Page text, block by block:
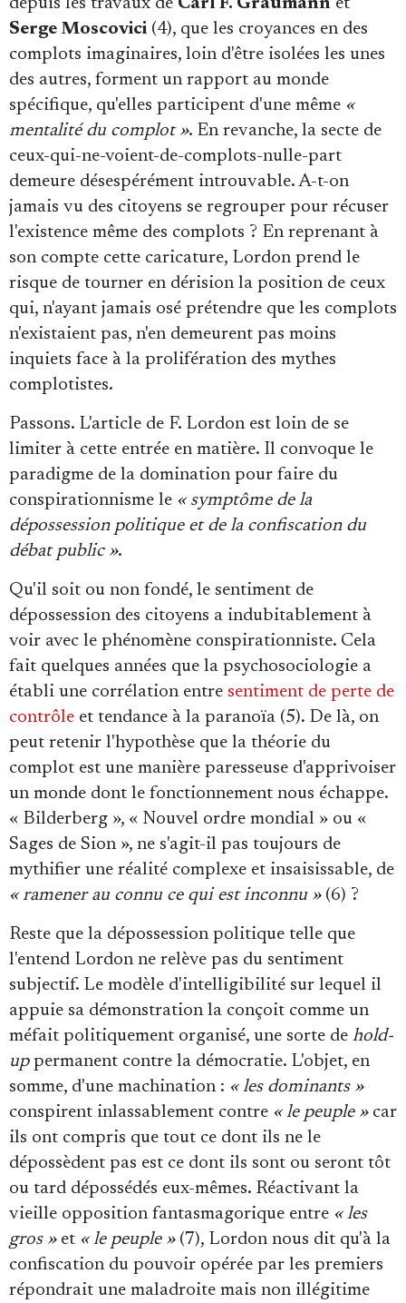
depuis les travaux de Carl F. Graumann et
Serge Moscovici (4), que les croyances en des
complots imaginaires, loin d'être isolées les unes
des autres, forment un rapport au monde
spécifique, qu'elles participent d'une même «
mentalité du complot ». En revanche, la secte de
ceux-qui-ne-voient-de-complots-nulle-part
demeure désespérément introuvable. A-t-on
jamais vu des citoyens se regrouper pour récuser
l'existence même des complots ? En reprenant à
son compte cette caricature, Lordon prend le
risque de tourner en dérision la position de ceux
qui, n'ayant jamais osé prétendre que les complots
n'existaient pas, n'en demeurent pas moins
inquiets face à la prolifération des mythes
complotistes.
Passons. L'article de F. Lordon est loin de se
limiter à cette entrée en matière. Il convoque le
paradigme de la domination pour faire du
conspirationnisme le « symptôme de la
dépossession politique et de la confiscation du
débat public ».
Qu'il soit ou non fondé, le sentiment de
dépossession des citoyens a indubitablement à
voir avec le phénomène conspirationniste. Cela
fait quelques années que la psychosociologie a
établi une corrélation entre sentiment de perte de
contrôle et tendance à la paranoïa (5). De là, on
peut retenir l'hypothèse que la théorie du
complot est une manière paresseuse d'apprivoiser
un monde dont le fonctionnement nous échappe.
« Bilderberg », « Nouvel ordre mondial » ou «
Sages de Sion », ne s'agit-il pas toujours de
mythifier une réalité complexe et insaisissable, de
« ramener au connu ce qui est inconnu »(6) ?
Reste que la dépossession politique telle que
l'entend Lordon ne relève pas du sentiment
subjectif. Le modèle d'intelligibilité sur lequel il
appuie sa démonstration la conçoit comme un
méfait politiquement organisé, une sorte de hold-
uppermanent contre la démocratie. L'objet, en
somme, d'une machination : « les dominants »
conspirent inlassablement contre « le peuple »car
ils ont compris que tout ce dont ils ne le
dépossèdent pas est ce dont ils sont ou seront tôt
ou tard dépossédés eux-mêmes. Réactivant la
vieille opposition fantasmagorique entre « les
gros »et « le peuple »(7), Lordon nous dit qu'à la
confiscation du pouvoir opérée par les premiers
répondrait une maladroite mais non illégitime